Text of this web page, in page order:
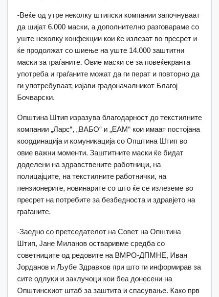
-Веќе од утре неколку штипски компании започнуваат
да шијат 6.000 маски, а дополнително разговараме со
уште неколку конфекции кои ќе излезат во пресрет и
ќе продолжат со шиење на уште 14.000 заштитни
маски за граѓаните. Овие маски се за повеќекранта
употреба и граѓаните можат да ги перат и повторно да
ги употребуваат, изјави градоначалникот Благој
Бочварски.
Општина Штип изразува благодарност до текстилните
компании „Ларс“, „ВАБО“ и „ЕАМ“ кои имаат постојана
координација и комуникација со Општина Штип во
овие важни моменти. Заштитните маски ќе бидат
доделени на здравствените работници, на
полицајците, на текстилните работнички, на
пензионерите, новинарите со што ќе се излеземе во
пресрет на потребите за безбедноста и здравјето на
граѓаните.
-Заедно со претседателот на Совет на Општина
Штип, Јане Миланов остваривме средба со
советниците од редовите на ВМРО-ДПМНЕ, Иван
Јорданов и Љубе Здравков при што ги информирав за
сите одлуки и заклучоци кои беа донесени на
Општинскиот штаб за заштита и спасување. Како прв